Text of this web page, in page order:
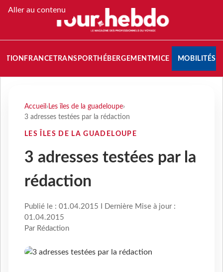
Aller au contenu
FRANCETRANSPORT HÉBERGEMENTMICE MOBILITÉS
Accueil › Les îles de la guadeloupe›
3 adresses testées par la rédaction
LES ÎLES DE LA GUADELOUPE
3 adresses testées par la
rédaction
Publié le : 01.04.2015 I Dernière Mise à jour :
01.04.2015
Par Rédaction